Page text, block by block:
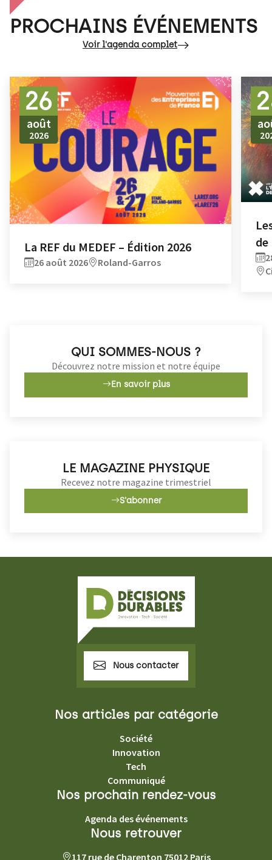
PROCHAINS ÉVÉNEMENTS
Voir l'agenda complet
26
août
2026
La REF du MEDEF – Édition 2026
26 août 2026 Roland-Garros
de
QUI SOMMES-NOUS ?
Découvrez notre mission et notre équipe
En savoir plus
LE MAGAZINE PHYSIQUE
Recevez notre magazine trimestriel
S'abonner
Nous contacter
Nos articles par catégorie
Société
Innovation
Tech
Communiqué
Nos prochain rendez-vous
Agenda des événements
Nous retrouver
117 rue de Charenton 75012 Paris